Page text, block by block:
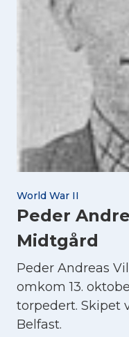
World War II
Peder
Midtgård
Peder Andreas
omkom 13.
torpedert. Skipet
Belfast.